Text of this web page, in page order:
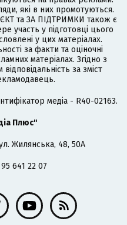
які в них промотуються.
та ЗА ПІДТРИМКИ також є
участь у підготовці цього
у цих матеріалах.
за факти та оціночні
матеріалах. Згідно з
за зміст
медіа - R40-02163.
Плюс"
Жилянська, 48, 50А
641 22 07